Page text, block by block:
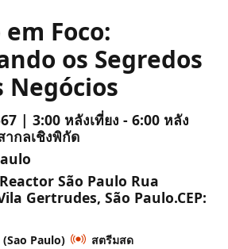
Foco:
os Segredos
Negócios
| 3:00 หลังเที่ยง - 6:00 หลัง
ากลเชิงพิกัด
São Paulo Rua
Gertrudes, São Paulo.CEP:
(Sao Paulo)
สตรีมสด